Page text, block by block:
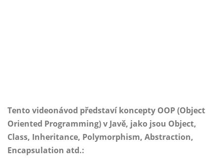
Tento videonávod představí koncepty OOP (Object
Oriented Programming) v Javě, jako jsou Object,
Class, Inheritance, Polymorphism, Abstraction,
Encapsulation atd.: